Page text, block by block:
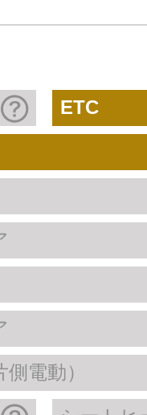
ETC
電動）